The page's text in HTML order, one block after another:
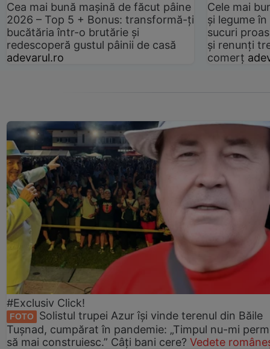
Cea mai bună mașină de făcut pâine
2026 – Top 5 + Bonus: transformă-ți
bucătăria într-o brutărie și
redescoperă gustul pâinii de casă
adevarul.ro
Cele mai
și legume
sucuri
și renunți
comerț
#Exclusiv Click!
FOTO
Solistul trupei Azur își vinde terenul din Băile
Tușnad, cumpărat în pandemie: „Timpul nu-mi
să mai construiesc.” Câți bani cere? Vedete